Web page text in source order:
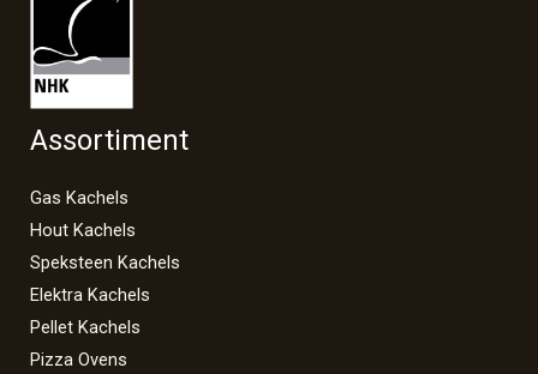
Assortiment
Gas Kachels
Hout Kachels
Speksteen Kachels
Elektra Kachels
Pellet Kachels
Pizza Ovens